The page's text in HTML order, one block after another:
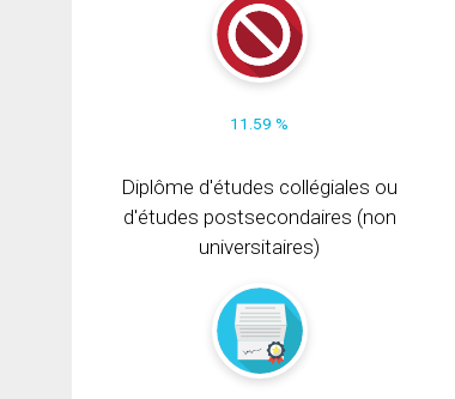
11.59 %
Diplôme d'études collégiales ou
d'études postsecondaires (non
universitaires)